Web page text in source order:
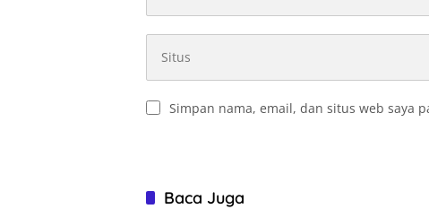
Simpan nama, email, dan situs web saya
Baca Juga